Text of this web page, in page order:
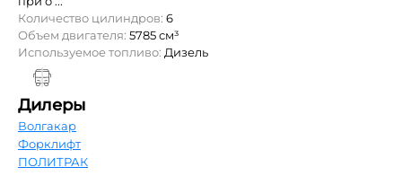
Количество цилиндров: 6
Объем двигателя: 5785 см³
Используемое топливо: Дизель
Дилеры
Волгакар
Форклифт
ПОЛИТРАК